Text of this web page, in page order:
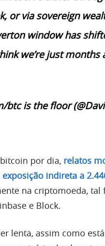
or via sovereign
window has
we’re just months
is the floor
por dia, relatos
indireta a
na criptomoeda, tal
e Block.
lenta, assim como